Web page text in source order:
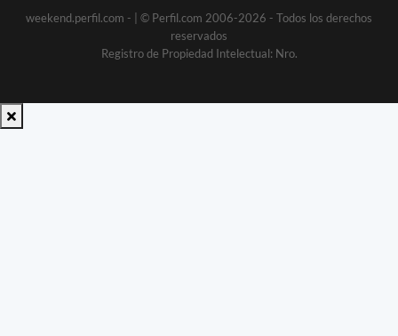
weekend.perfil.com -
| © Perfil.com 2006-2026 - Todos los derechos
reservados
Registro de Propiedad Intelectual: Nro.